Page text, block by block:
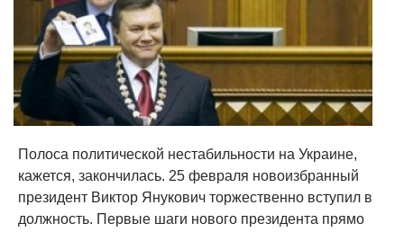
Полоса политической нестабильности на Украине,
кажется, закончилась. 25 февраля новоизбранный
президент Виктор Янукович торжественно вступил в
должность. Первые шаги нового президента прямо